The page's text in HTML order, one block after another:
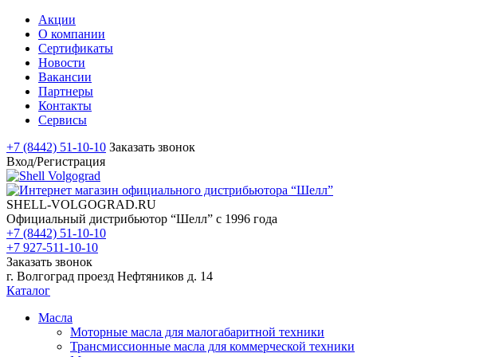
Акции
О компании
Сертификаты
Новости
Вакансии
Партнеры
Контакты
Сервисы
+7 (8442) 51-10-10 Заказать звонок
Вход/Регистрация
SHELL-VOLGOGRAD.RU
Официальный дистрибьютор “Шелл” с 1996 года
+7 (8442) 51-10-10
+7 927-511-10-10
Заказать звонок
г. Волгоград проезд Нефтяников д. 14
Каталог
Масла
Моторные масла для малогабаритной техники
Трансмиссионные масла для коммерческой техники